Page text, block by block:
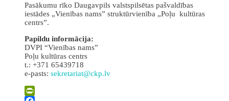
Pasākumu rīko Daugavpils valstspilsētas pašvaldības
iestādes „Vienības nams” struktūrvienība „Poļu kultūras
centrs”.
Papildu informācija:
DVPI “Vienības nams”
Poļu kultūras centrs
t.: +371 65439718
e-pasts: sekretariat@ckp.lv